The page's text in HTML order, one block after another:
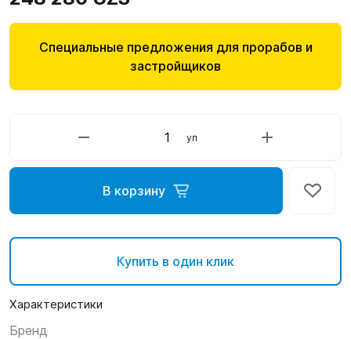
Специальные предложения для прорабов и
застройщиков
уп
В корзину
Купить в один клик
Характеристики
Бренд